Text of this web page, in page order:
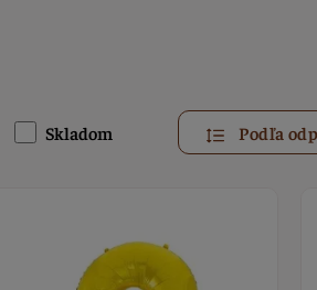
Skladom Podľa